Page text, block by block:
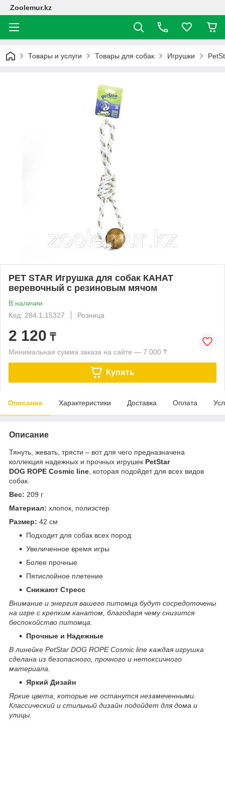
Zoolemur.kz
Товары и услуги Товары для собак Игрушки
PET STAR Игрушка для собак КАНАТ
веревочный с резиновым мячом
В наличии
Код: 284.1.15327
Розница
2 120 ₸
Минимальная сумма заказа на сайте — 7 000 ₸
Купить
Описание Характеристики Доставка Оплата
Описание
Тянуть, жевать, трясти – вот для чего предназначена
коллекция надежных и прочных игрушек PetStar
DOG ROPE Cosmic line , которая подойдет для всех видов
собак.
Вес: 209 г
Материал: хлопок, полиэстер
Размер: 42 см
Подходит для собак всех пород
Увеличенное время игры
Более прочные
Пятислойное плетение
Снижают Стресс
Внимание и энергия вашего питомца будут сосредоточены
на игре с крепким канатом, благодаря чему снизится
беспокойство питомца.
Прочные и Надежные
В линейке PetStar DOG ROPE Cosmic line каждая игрушка
сделана из безопасного, прочного и нетоксичного
материала.
Яркий Дизайн
Яркие цвета, которые не останутся незамеченными.
Классический и стильный дизайн подойдет для дома и
улицы.